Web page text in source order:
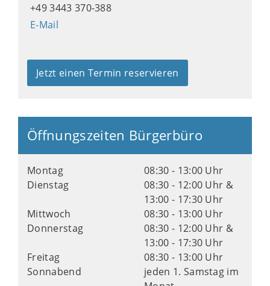
+49 3443 370-388
E-Mail
Jetzt einen Termin reservieren
Öffnungszeiten Bürgerbüro
Montag
08:30 - 13:00 Uhr
Dienstag
08:30 - 12:00 Uhr &
13:00 - 17:30 Uhr
Mittwoch
08:30 - 13:00 Uhr
Donnerstag
08:30 - 12:00 Uhr &
13:00 - 17:30 Uhr
Freitag
08:30 - 13:00 Uhr
Sonnabend
jeden 1. Samstag im